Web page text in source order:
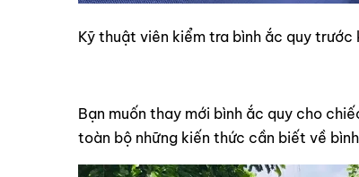
Kỹ thuật viên kiểm tra bình ắc quy
Bạn muốn thay mới bình ắc quy cho
toàn bộ những kiến thức cần biết về